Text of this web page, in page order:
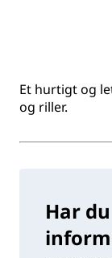
Et hurtigt og
og riller.
Har